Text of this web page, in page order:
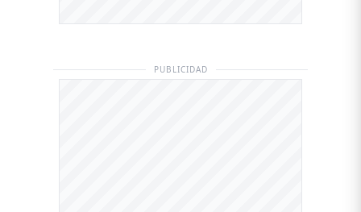
PUBLICIDAD